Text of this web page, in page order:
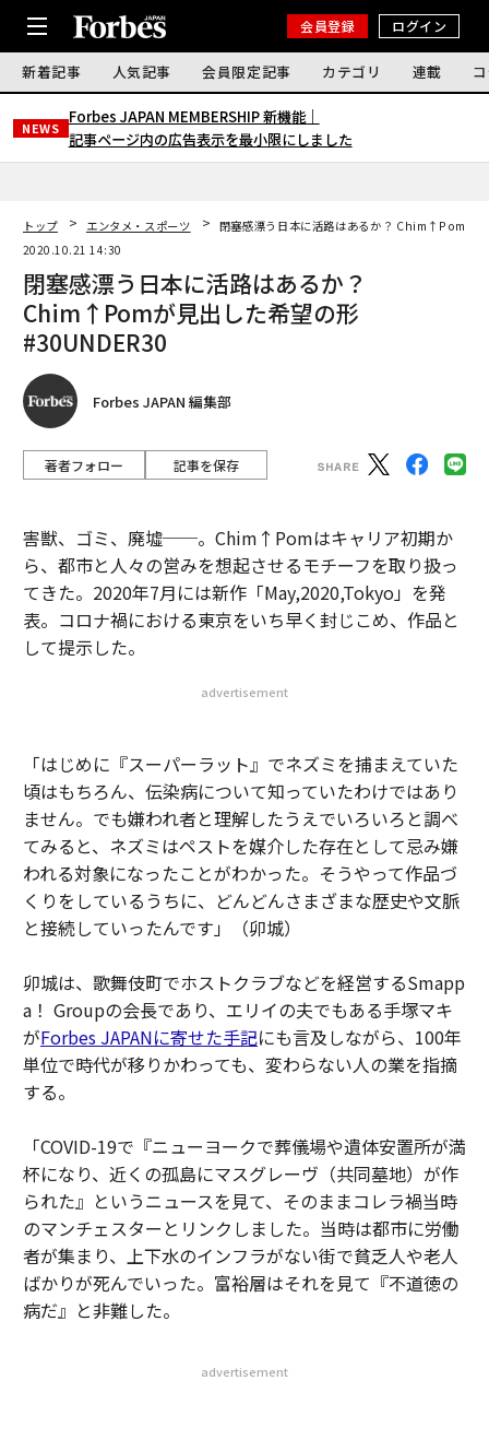
会員登録 ログイン
新着記事 人気記事 会員限定記事 カテゴリ 連載
NEWS
Forbes JAPAN MEMBERSHIP 新機能｜
記事ページ内の広告表示を最小限にしました
トップ エンタメ・スポーツ
閉塞感漂う日本に活路はあるか？ Chim↑Pomが
2020.10.21 14:30
閉塞感漂う日本に活路はあるか？
Chim↑Pomが見出した希望の形
#30UNDER30
Forbes JAPAN 編集部
著者フォロー 記事を保存
害獣、ゴミ、廃墟──。Chim↑Pomはキャリア初期か
ら、都市と人々の営みを想起させるモチーフを取り扱っ
てきた。2020年7月には新作「May,2020,Tokyo」を発
表。コロナ禍における東京をいち早く封じこめ、作品と
して提示した。
advertisement
「はじめに『スーパーラット』でネズミを捕まえていた
頃はもちろん、伝染病について知っていたわけではあり
ません。でも嫌われ者と理解したうえでいろいろと調べ
てみると、ネズミはペストを媒介した存在として忌み嫌
われる対象になったことがわかった。そうやって作品づ
くりをしているうちに、どんどんさまざまな歴史や文脈
と接続していったんです」（卯城）
卯城は、歌舞伎町でホストクラブなどを経営するSmapp
a！ Groupの会長であり、エリイの夫でもある手塚マキ
がForbes JAPANに寄せた手記にも言及しながら、100年
単位で時代が移りかわっても、変わらない人の業を指摘
する。
「COVID-19で『ニューヨークで葬儀場や遺体安置所が満
杯になり、近くの孤島にマスグレーヴ（共同墓地）が作
られた』というニュースを見て、そのままコレラ禍当時
のマンチェスターとリンクしました。当時は都市に労働
者が集まり、上下水のインフラがない街で貧乏人や老人
ばかりが死んでいった。富裕層はそれを見て『不道徳の
病だ』と非難した。
advertisement